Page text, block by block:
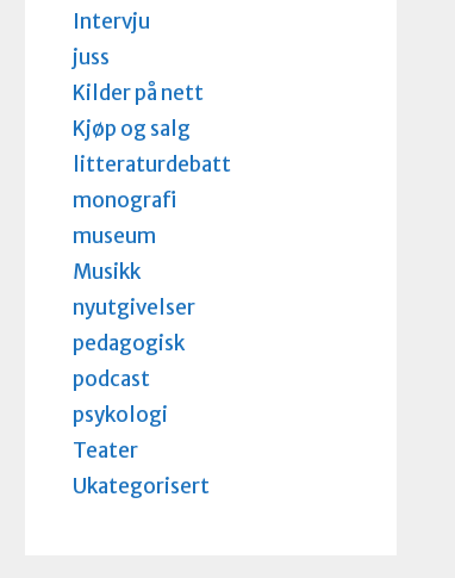
Intervju
juss
Kilder på nett
Kjøp og salg
litteraturdebatt
monografi
museum
Musikk
nyutgivelser
pedagogisk
podcast
psykologi
Teater
Ukategorisert